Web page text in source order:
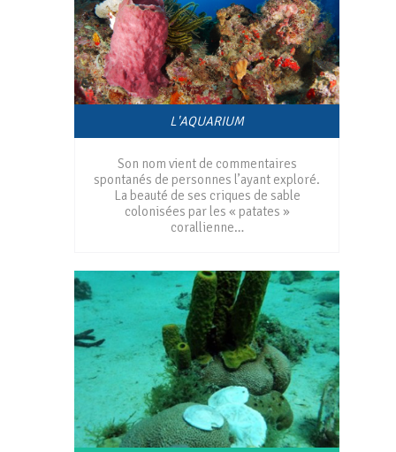
L'AQUARIUM
Son nom vient de commentaires
spontanés de personnes l’ayant exploré.
La beauté de ses criques de sable
colonisées par les « patates »
corallienne…